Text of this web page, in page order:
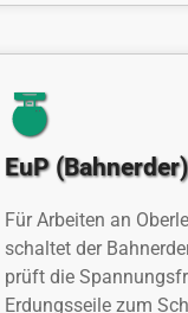
EuP (Bahnerder)
Für Arbeiten an
schaltet der
prüft die
Erdungsseile zum